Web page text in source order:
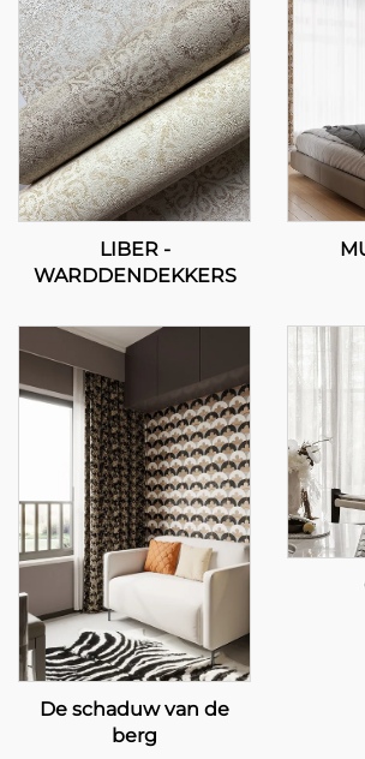
LIBER -
WARDDENDEKKERS
De schaduw van de
berg